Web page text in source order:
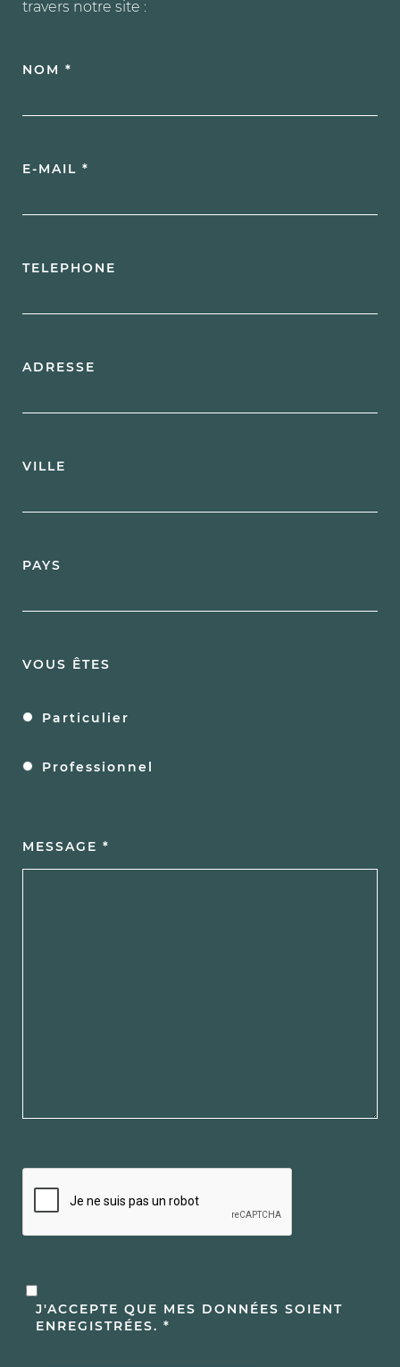
Un caractère unique
travers notre site :
NOM *
E-MAIL *
TELEPHONE
ADRESSE
VILLE
PAYS
VOUS ÊTES
Particulier
Professionnel
MESSAGE *
J'ACCEPTE QUE MES DONNÉES SOIENT
ENREGISTRÉES. *